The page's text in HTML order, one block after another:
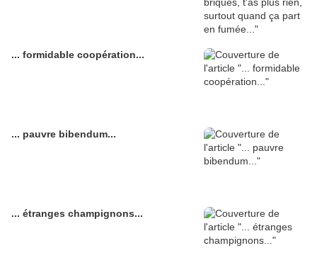
... formidable coopération...
... pauvre bibendum...
... étranges champignons...